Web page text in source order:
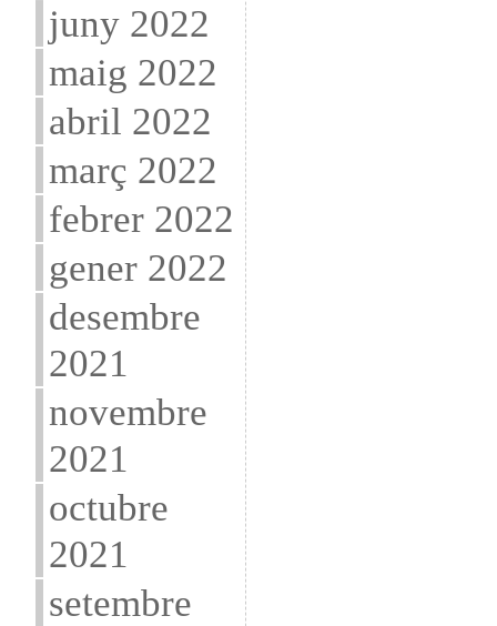
juny 2022
maig 2022
abril 2022
març 2022
febrer 2022
gener 2022
desembre
2021
novembre
2021
octubre
2021
setembre